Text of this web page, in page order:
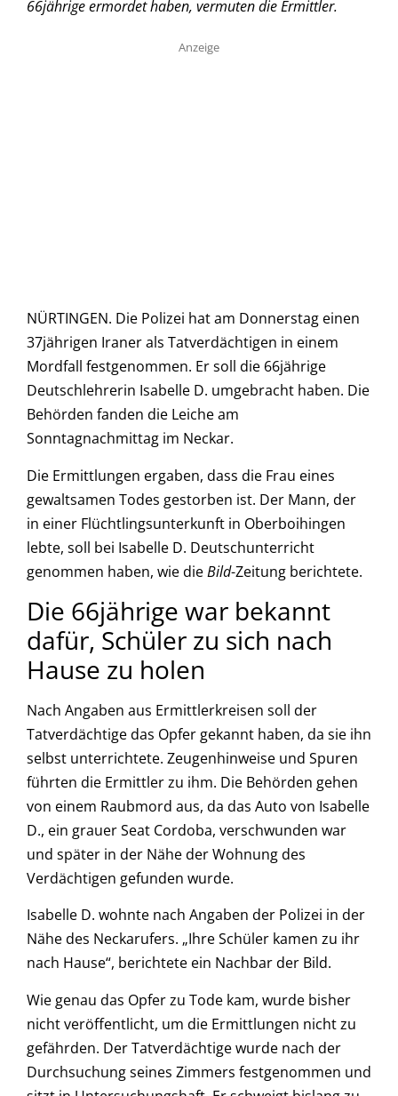
66jährige ermordet haben, vermuten die Ermittler.
Anzeige
NÜRTINGEN. Die Polizei hat am Donnerstag einen
37jährigen Iraner als Tatverdächtigen in einem
Mordfall festgenommen. Er soll die 66jährige
Deutschlehrerin Isabelle D. umgebracht haben. Die
Behörden fanden die Leiche am
Sonntagnachmittag im Neckar.
Die Ermittlungen ergaben, dass die Frau eines
gewaltsamen Todes gestorben ist. Der Mann, der
in einer Flüchtlingsunterkunft in Oberboihingen
lebte, soll bei Isabelle D. Deutschunterricht
genommen haben, wie dieBild-Zeitung berichtete.
Die 66jährige war bekannt
dafür, Schüler zu sich nach
Hause zu holen
Nach Angaben aus Ermittlerkreisen soll der
Tatverdächtige das Opfer gekannt haben, da sie ihn
selbst unterrichtete. Zeugenhinweise und Spuren
führten die Ermittler zu ihm. Die Behörden gehen
von einem Raubmord aus, da das Auto von Isabelle
D., ein grauer Seat Cordoba, verschwunden war
und später in der Nähe der Wohnung des
Verdächtigen gefunden wurde.
Isabelle D. wohnte nach Angaben der Polizei in der
Nähe des Neckarufers. „Ihre Schüler kamen zu ihr
nach Hause“, berichtete ein Nachbar der Bild.
Wie genau das Opfer zu Tode kam, wurde bisher
nicht veröffentlicht, um die Ermittlungen nicht zu
gefährden. Der Tatverdächtige wurde nach der
Durchsuchung seines Zimmers festgenommen und